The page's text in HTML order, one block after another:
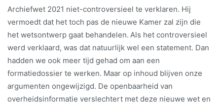
Archiefwet 2021 niet-controversieel te verklaren. Hij
vermoedt dat het toch pas de nieuwe Kamer zal zijn die
het wetsontwerp gaat behandelen. Als het controversieel
werd verklaard, was dat natuurlijk wel een statement. Dan
hadden we ook meer tijd gehad om aan een
formatiedossier te werken. Maar op inhoud blijven onze
argumenten ongewijzigd. De openbaarheid van
overheidsinformatie verslechtert met deze nieuwe wet en